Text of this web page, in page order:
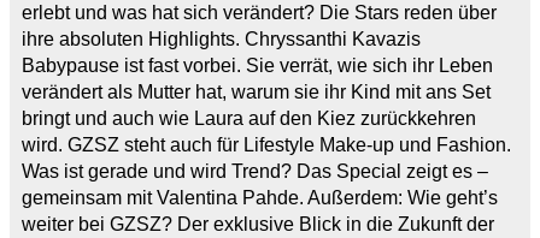
erlebt und was hat sich verändert? Die Stars reden über
ihre absoluten Highlights. Chryssanthi Kavazis
Babypause ist fast vorbei. Sie verrät, wie sich ihr Leben
verändert als Mutter hat, warum sie ihr Kind mit ans Set
bringt und auch wie Laura auf den Kiez zurückkehren
wird. GZSZ steht auch für Lifestyle Make-up und Fashion.
Was ist gerade und wird Trend? Das Special zeigt es –
gemeinsam mit Valentina Pahde. Außerdem: Wie geht’s
weiter bei GZSZ? Der exklusive Blick in die Zukunft der